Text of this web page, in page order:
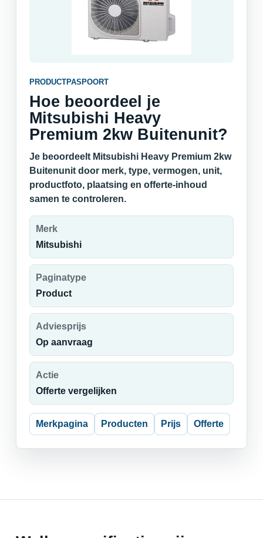
PRODUCTPASPOORT
Hoe beoordeel je
Mitsubishi Heavy
Premium 2kw Buitenunit?
Je beoordeelt Mitsubishi Heavy Premium 2kw
Buitenunit door merk, type, vermogen, unit,
productfoto, plaatsing en offerte-inhoud
samen te controleren.
Merk
Mitsubishi
Paginatype
Product
Adviesprijs
Op aanvraag
Actie
Offerte vergelijken
Merkpagina Producten Prijs Offerte